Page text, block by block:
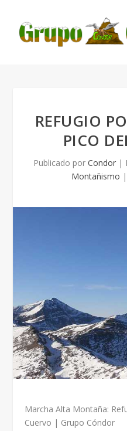
REFUGIO
PICO
Publicado por Condor |
Montañismo |
Marcha Alta Montaña:
Cuervo | Grupo Cóndor